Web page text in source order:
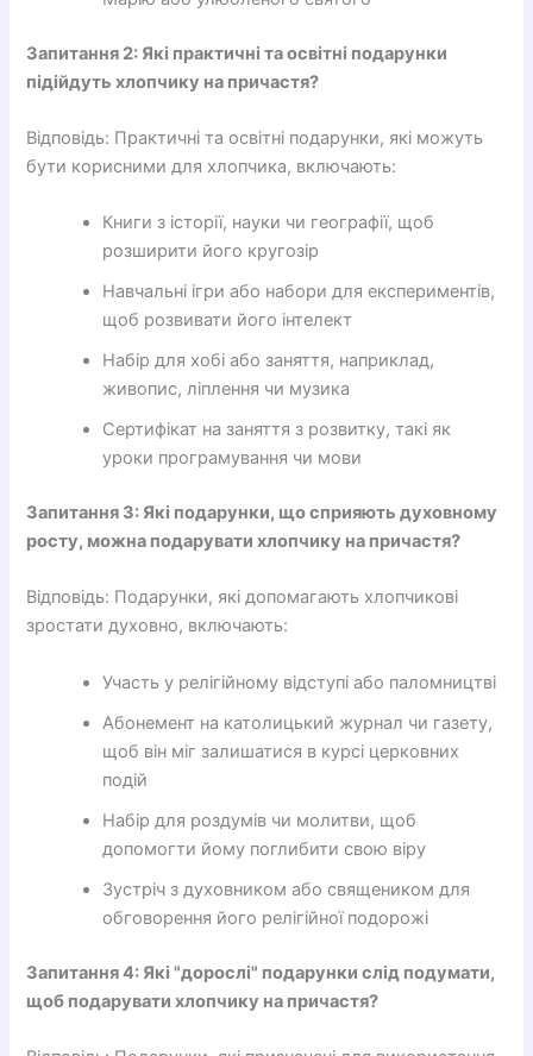
Запитання 2: Які практичні та освітні подарунки
підійдуть хлопчику на причастя?
Відповідь: Практичні та освітні подарунки, які можуть
бути корисними для хлопчика, включають:
Книги з історії, науки чи географії, щоб
розширити його кругозір
Навчальні ігри або набори для експериментів,
щоб розвивати його інтелект
Набір для хобі або заняття, наприклад,
живопис, ліплення чи музика
Сертифікат на заняття з розвитку, такі як
уроки програмування чи мови
Запитання 3: Які подарунки, що сприяють духовному
росту, можна подарувати хлопчику на причастя?
Відповідь: Подарунки, які допомагають хлопчикові
зростати духовно, включають:
Участь у релігійному відступі або паломництві
Абонемент на католицький журнал чи газету,
щоб він міг залишатися в курсі церковних
подій
Набір для роздумів чи молитви, щоб
допомогти йому поглибити свою віру
Зустріч з духовником або священиком для
обговорення його релігійної подорожі
Запитання 4: Які "дорослі" подарунки слід подумати,
щоб подарувати хлопчику на причастя?